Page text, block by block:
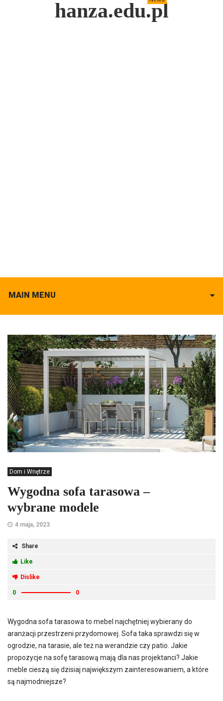
hanza.edu.pl
MAIN MENU
Dom i Wnętrze
Wygodna sofa tarasowa –
wybrane modele
4 maja, 2023
Share
Like
Dislike
0 0
Wygodna sofa tarasowa to mebel najchętniej wybierany do
aranżacji przestrzeni przydomowej. Sofa taka sprawdzi się w
ogrodzie, na tarasie, ale też na werandzie czy patio. Jakie
propozycje na sofę tarasową mają dla nas projektanci? Jakie
meble cieszą się dzisiaj największym zainteresowaniem, a które
są najmodniejsze?